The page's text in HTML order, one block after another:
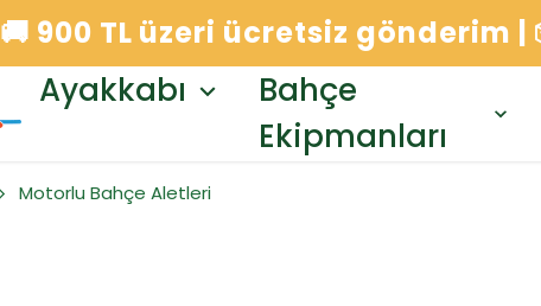
🚚 900 TL üzeri ücretsiz gönderim
Ayakkabı
Bahçe
Ekipmanları
Motorlu Bahçe Aletleri